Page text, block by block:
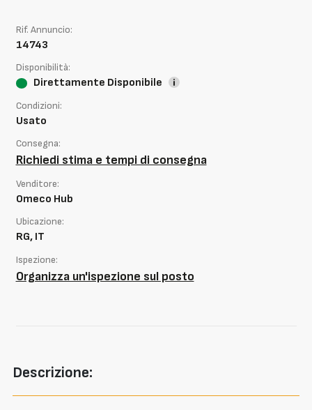
Descrizione:
Rif. Annuncio:
14743
Disponibilità:
Direttamente Disponibile
Condizioni:
Usato
Consegna:
Richiedi stima e tempi di consegna
Venditore:
Omeco Hub
Ubicazione:
RG, IT
Ispezione:
Organizza un'ispezione sul posto